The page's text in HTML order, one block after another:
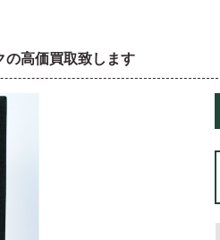
の高価買取致します